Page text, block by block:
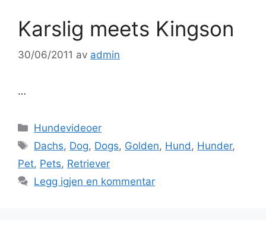
Karslig meets Kingson
30/06/2011 av admin
…
Kategorier
Hundevideoer
Stikkord
Dachs, Dog, Dogs, Golden, Hund, Hunder,
Pet, Pets, Retriever
Legg igjen en kommentar